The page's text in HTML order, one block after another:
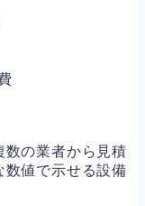
数の業者から見積
数値で示せる設備